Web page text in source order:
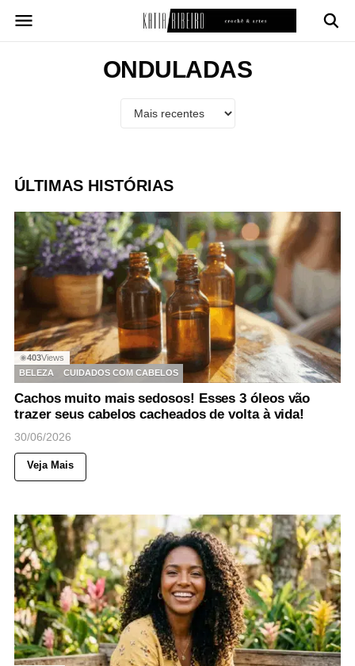
para
ONDULADAS
ÚLTIMAS HISTÓRIAS
◉403Views
BELEZA
CUIDADOS COM CABELOS
Cachos muito mais sedosos! Esses 3 óleos vão
trazer seus cabelos cacheados de volta à vida!
30/06/2026
Veja Mais